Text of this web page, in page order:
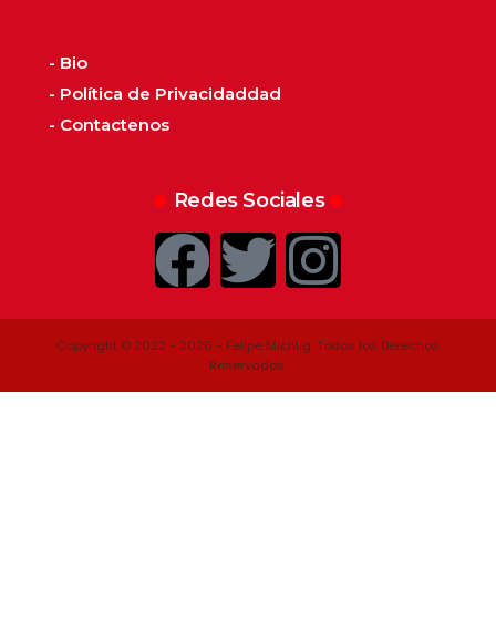
- Bio
- Política de Privacidaddad
- Contactenos
Redes Sociales
Copyright © 2022 - 2026 - Felipe Michlig. Todos los Derechos
Reservados.